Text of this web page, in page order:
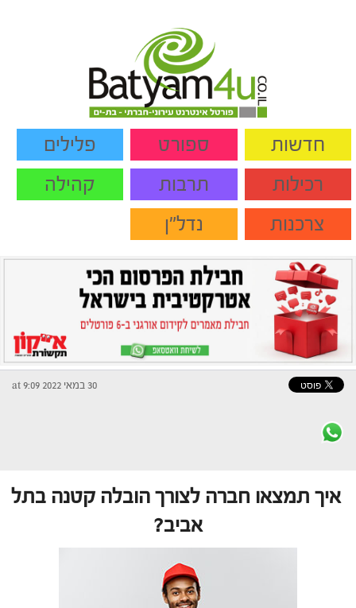
חדשות ספורט
פלילים
רכילות
תרבות
קהילה
צרכנות
נדל"ן
30 במאי 2022 at 9:09
איך תמצאו חברה לצורך הובלה קטנה בתל
אביב?